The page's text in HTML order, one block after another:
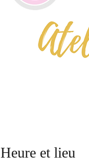
Heure et lieu